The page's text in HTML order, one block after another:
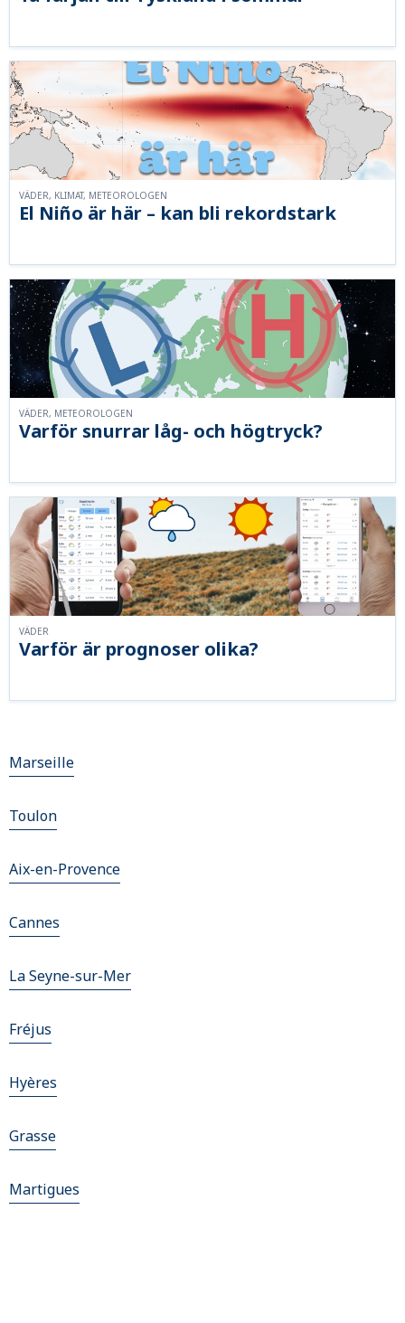
El Niño är här – kan bli rekordstark
VÄDER, KLIMAT, METEOROLOGEN
Varför snurrar låg- och högtryck?
VÄDER, METEOROLOGEN
Varför är prognoser olika?
VÄDER
Marseille
Toulon
Aix-en-Provence
Cannes
La Seyne-sur-Mer
Fréjus
Hyères
Grasse
Martigues